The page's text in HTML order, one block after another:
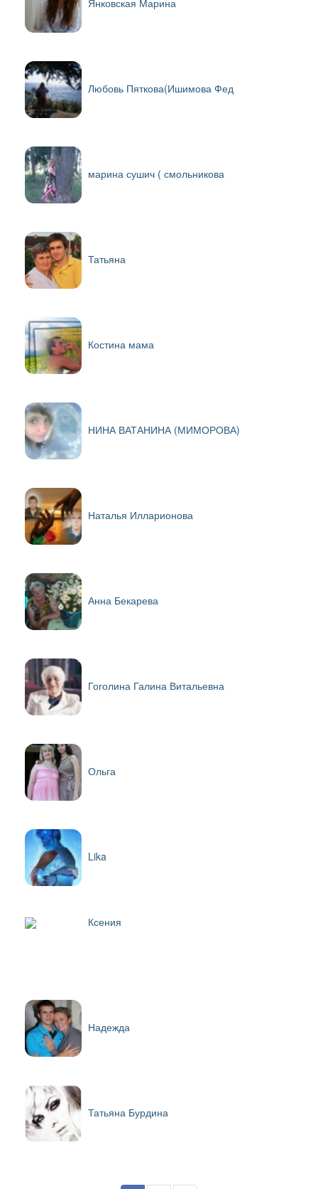
Любовь Пяткова(Ишимова Фед
марина сушич ( смольникова
Татьяна
Костина мама
НИНА ВАТАНИНА (МИМОРОВА)
Наталья Илларионова
Анна Бекарева
Гоголина Галина Витальевна
Ольга
Lika
Ксения
Надежда
Татьяна Бурдина